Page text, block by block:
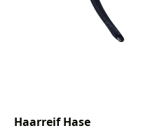
Haarreif Hase